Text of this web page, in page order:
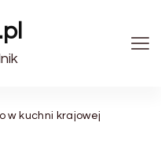
w kuchni krajowej